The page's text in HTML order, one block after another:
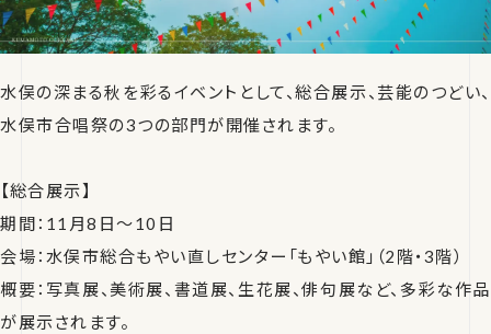
水俣の深まる秋を彩るイベントとして、総合展示、芸能のつどい、
水俣市合唱祭の3つの部門が開催されます。
【総合展示】
期間：11月8日～10日
会場：水俣市総合もやい直しセンター「もやい館」（2階・3階）
概要：写真展、美術展、書道展、生花展、俳句展など、多彩な作品
が展示されます。